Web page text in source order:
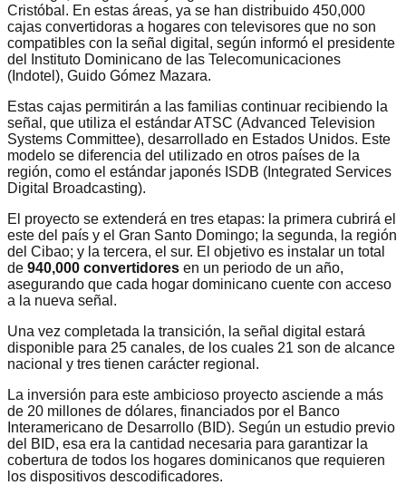
Cristóbal. En estas áreas, ya se han distribuido 450,000
cajas convertidoras a hogares con televisores que no son
compatibles con la señal digital, según informó el presidente
del Instituto Dominicano de las Telecomunicaciones
(Indotel), Guido Gómez Mazara.
Estas cajas permitirán a las familias continuar recibiendo la
señal, que utiliza el estándar ATSC (Advanced Television
Systems Committee), desarrollado en Estados Unidos. Este
modelo se diferencia del utilizado en otros países de la
región, como el estándar japonés ISDB (Integrated Services
Digital Broadcasting).
El proyecto se extenderá en tres etapas: la primera cubrirá el
este del país y el Gran Santo Domingo; la segunda, la región
del Cibao; y la tercera, el sur. El objetivo es instalar un total
de 940,000 convertidores en un periodo de un año,
asegurando que cada hogar dominicano cuente con acceso
a la nueva señal.
Una vez completada la transición, la señal digital estará
disponible para 25 canales, de los cuales 21 son de alcance
nacional y tres tienen carácter regional.
La inversión para este ambicioso proyecto asciende a más
de 20 millones de dólares, financiados por el Banco
Interamericano de Desarrollo (BID). Según un estudio previo
del BID, esa era la cantidad necesaria para garantizar la
cobertura de todos los hogares dominicanos que requieren
los dispositivos descodificadores.